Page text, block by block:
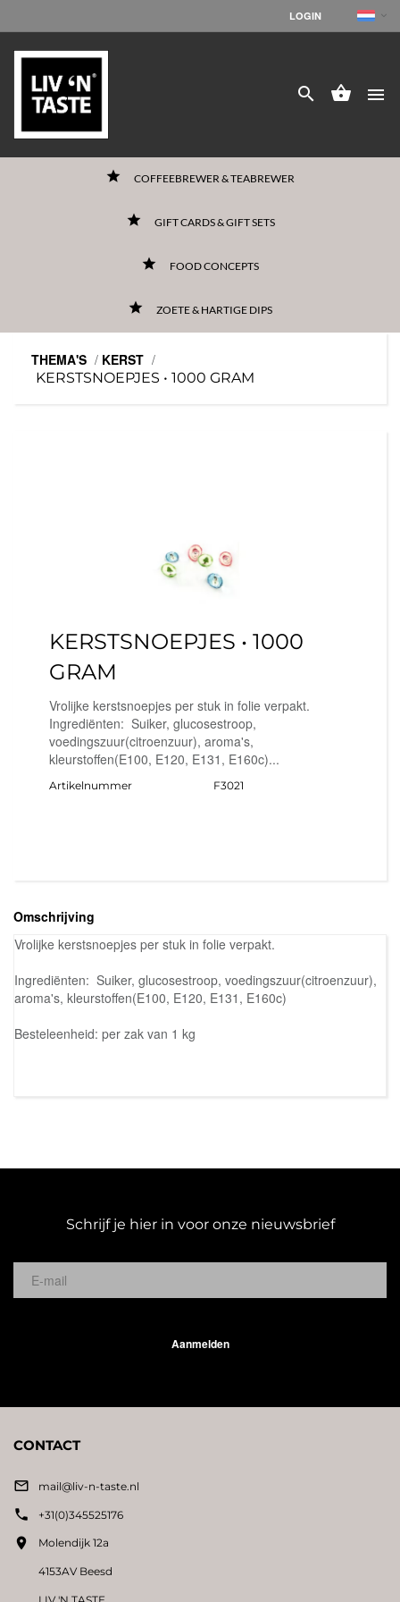
LOGIN



grade COFFEEBREWER & TEABREWER
grade GIFT CARDS & GIFT SETS
grade FOOD CONCEPTS
grade ZOETE & HARTIGE DIPS
THEMA'S / KERST /
KERSTSNOEPJES • 1000 GRAM
KERSTSNOEPJES • 1000
GRAM
Vrolijke kerstsnoepjes per stuk in folie verpakt.
Ingrediënten: Suiker, glucosestroop,
voedingszuur(citroenzuur), aroma's,
kleurstoffen(E100, E120, E131, E160c)...
Artikelnummer F3021
Omschrijving
Vrolijke kerstsnoepjes per stuk in folie verpakt.
Ingrediënten: Suiker, glucosestroop, voedingszuur(citroenzuur),
aroma's, kleurstoffen(E100, E120, E131, E160c)
Besteleenheid: per zak van 1 kg
Schrijf je hier in voor onze nieuwsbrief
Aanmelden
CONTACT
 mail@liv-n-taste.nl
 +31(0)345525176
 Molendijk 12a
4153AV Beesd